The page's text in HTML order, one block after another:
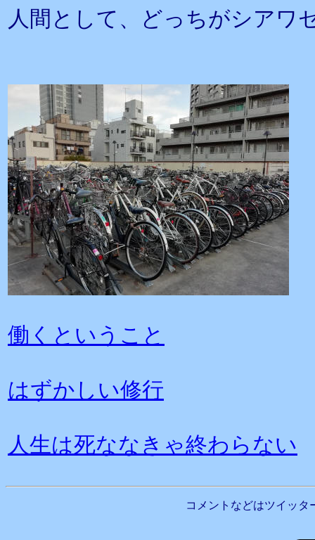
人間として、どっちがシアワ
働くということ
はずかしい修行
人生は死ななきゃ終わらない
コメントなどはツイッタ